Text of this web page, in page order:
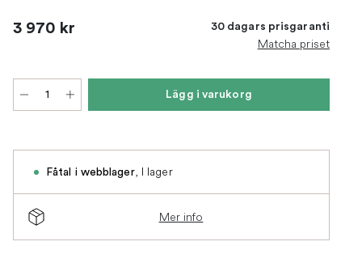
3 970 kr 30 dagars prisgaranti
Matcha priset
Lägg i varukorg
Fåtal i webblager, I lager
Mer info